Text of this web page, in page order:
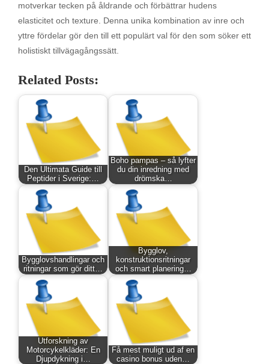
motverkar tecken på åldrande och förbättrar hudens
elasticitet och texture. Denna unika kombination av inre och
yttre fördelar gör den till ett populärt val för den som söker ett
holistiskt tillvägagångssätt.
Related Posts:
Den Ultimata Guide till
Peptider i Sverige:…
Boho pampas – så lyfter
du din inredning med
drömska…
Bygglovshandlingar och
ritningar som gör ditt…
Bygglov,
konstruktionsritningar
och smart planering…
Utforskning av
Motorcykelkläder: En
Djupdykning i…
Få mest muligt ud af en
casino bonus uden…